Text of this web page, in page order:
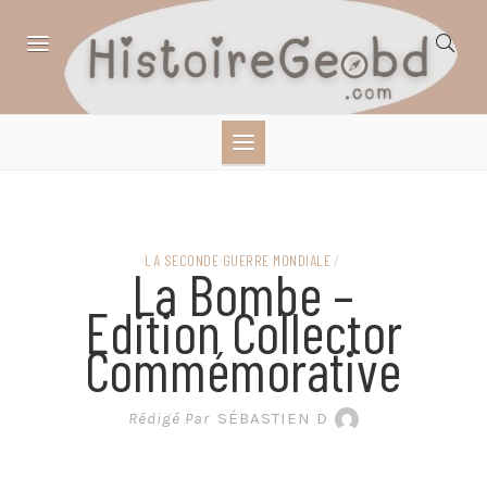
SCIENCES,
LITTÉRATURE EN
BANDE DESSINÉE
LA SECONDE GUERRE MONDIALE /
La Bombe –
Edition Collector
Commémorative
Rédigé Par SÉBASTIEN D